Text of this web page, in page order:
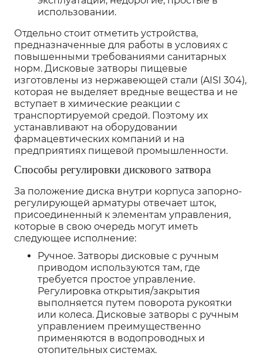
использовании.
Отдельно стоит отметить устройства,
предназначенные для работы в условиях с
повышенными требованиями санитарных
норм. Дисковые затворы пищевые
изготовлены из нержавеющей стали (AISI 304),
которая не выделяет вредные вещества и не
вступает в химические реакции с
транспортируемой средой. Поэтому их
устанавливают на оборудовании
фармацевтических компаний и на
предприятиях пищевой промышленности.
Способы регулировки дискового затвора
За положение диска внутри корпуса запорно-
регулирующей арматуры отвечает шток,
присоединенный к элементам управления,
которые в свою очередь могут иметь
следующее исполнение:
Ручное. Затворы дисковые с ручным
приводом используются там, где
требуется простое управление.
Регулировка открытия/закрытия
выполняется путем поворота рукоятки
или колеса. Дисковые затворы с ручным
управлением преимущественно
применяются в водопроводных и
отопительных системах.